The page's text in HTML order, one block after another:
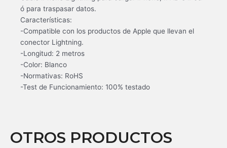
ó para traspasar datos.
Características:
-Compatible con los productos de Apple que llevan el
conector Lightning.
-Longitud: 2 metros
-Color: Blanco
-Normativas: RoHS
-Test de Funcionamiento: 100% testado
OTROS PRODUCTOS